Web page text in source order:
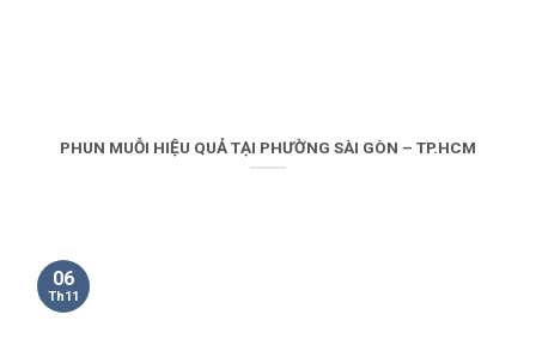
PHUN MUỖI HIỆU QUẢ TẠI PHƯỜNG SÀI GÒN – TP.HCM
06
Th11